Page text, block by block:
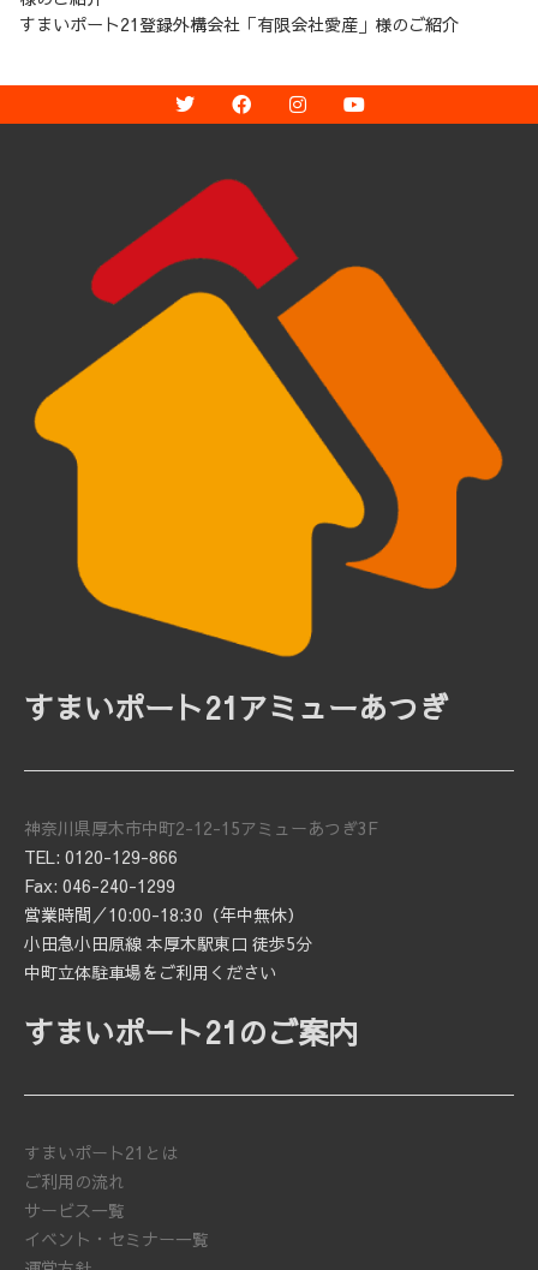
すまいポート21登録外構会社「有限会社愛産」様のご紹介
すまいポート21アミューあつぎ
神奈川県厚木市中町2-12-15アミューあつぎ3F
TEL: 0120-129-866
Fax: 046-240-1299
営業時間／10:00-18:30（年中無休）
小田急小田原線 本厚木駅東口 徒歩5分
中町立体駐車場をご利用ください
すまいポート21のご案内
すまいポート21とは
ご利用の流れ
サービス一覧
イベント・セミナー一覧